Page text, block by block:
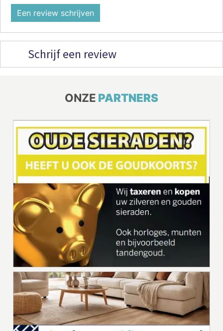
Een review schrijven
Schrijf een review
ONZE PARTNERS